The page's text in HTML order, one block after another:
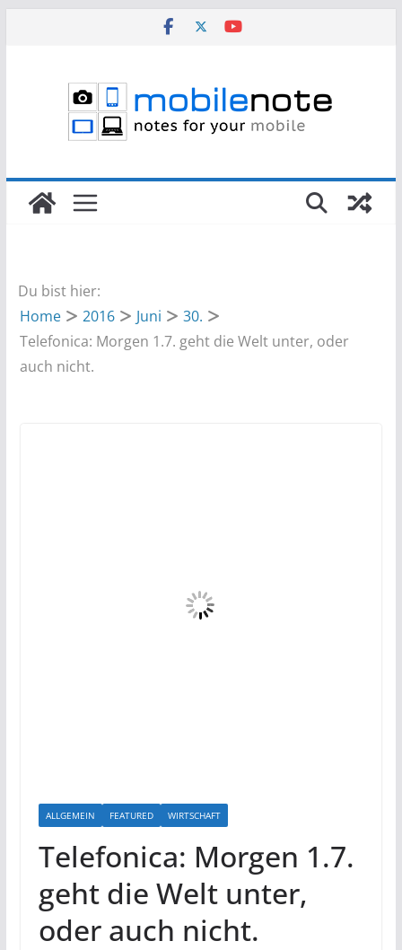
Du bist hier:
Home
2016 Juni
30.
Telefonica: Morgen 1.7. geht die Welt unter, oder
auch nicht.
ALLGEMEIN FEATURED WIRTSCHAFT
Telefonica: Morgen 1.7.
geht die Welt unter,
oder auch nicht.